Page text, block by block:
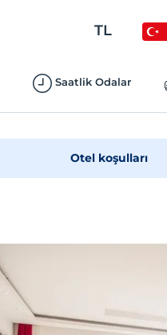
TL
Saatlik Odalar
Otel koşulları